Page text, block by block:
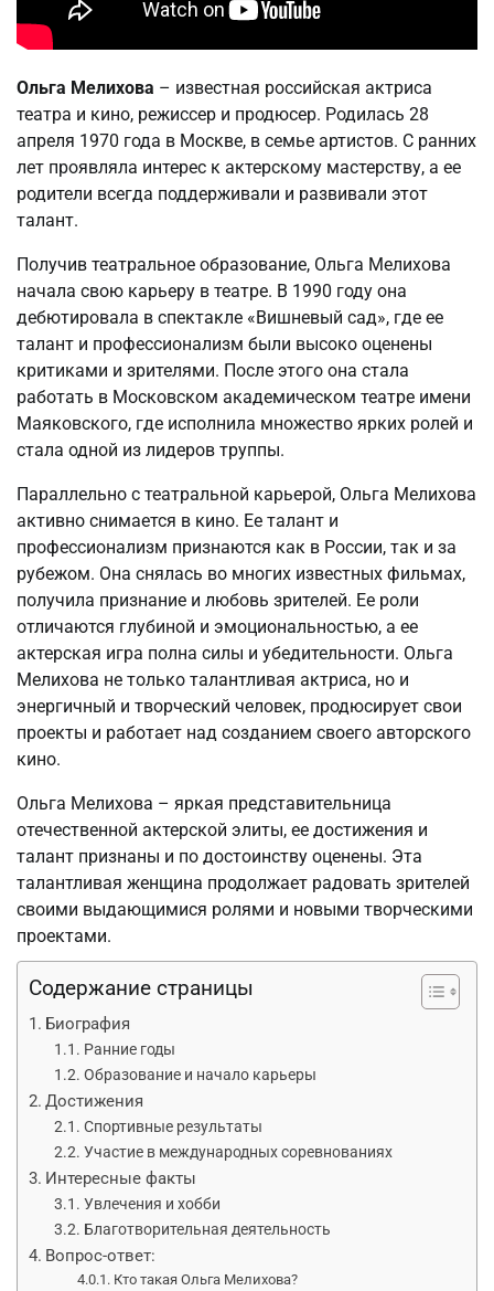
Ольга Мелихова – известная российская актриса
театра и кино, режиссер и продюсер. Родилась 28
апреля 1970 года в Москве, в семье артистов. С ранних
лет проявляла интерес к актерскому мастерству, а ее
родители всегда поддерживали и развивали этот
талант.
Получив театральное образование, Ольга Мелихова
начала свою карьеру в театре. В 1990 году она
дебютировала в спектакле «Вишневый сад», где ее
талант и профессионализм были высоко оценены
критиками и зрителями. После этого она стала
работать в Московском академическом театре имени
Маяковского, где исполнила множество ярких ролей и
стала одной из лидеров труппы.
Параллельно с театральной карьерой, Ольга Мелихова
активно снимается в кино. Ее талант и
профессионализм признаются как в России, так и за
рубежом. Она снялась во многих известных фильмах,
получила признание и любовь зрителей. Ее роли
отличаются глубиной и эмоциональностью, а ее
актерская игра полна силы и убедительности. Ольга
Мелихова не только талантливая актриса, но и
энергичный и творческий человек, продюсирует свои
проекты и работает над созданием своего авторского
кино.
Ольга Мелихова – яркая представительница
отечественной актерской элиты, ее достижения и
талант признаны и по достоинству оценены. Эта
талантливая женщина продолжает радовать зрителей
своими выдающимися ролями и новыми творческими
проектами.
Содержание страницы
Биография
Ранние годы
Образование и начало карьеры
Достижения
Спортивные результаты
Участие в международных соревнованиях
Интересные факты
Увлечения и хобби
Благотворительная деятельность
Вопрос-ответ:
Кто такая Ольга Мелихова?